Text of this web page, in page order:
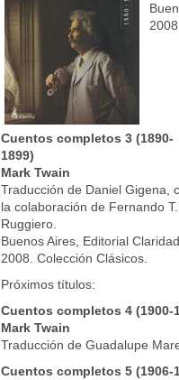
Cuentos completos 3 (1890-
1899)
Mark Twain
Traducción de Daniel Gigena,
la colaboración de Fernando T.
Ruggiero.
Buenos Aires, Editorial Claridad,
2008. Colección Clásicos.
Próximos títulos:
Cuentos completos 4 (1900-
Mark Twain
Traducción de Guadalupe
Cuentos completos 5 (1906-